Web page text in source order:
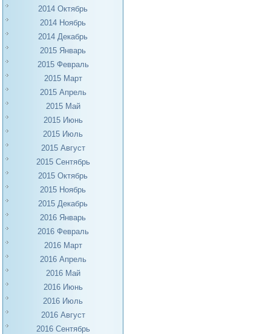
2014 Октябрь
2014 Ноябрь
2014 Декабрь
2015 Январь
2015 Февраль
2015 Март
2015 Апрель
2015 Май
2015 Июнь
2015 Июль
2015 Август
2015 Сентябрь
2015 Октябрь
2015 Ноябрь
2015 Декабрь
2016 Январь
2016 Февраль
2016 Март
2016 Апрель
2016 Май
2016 Июнь
2016 Июль
2016 Август
2016 Сентябрь